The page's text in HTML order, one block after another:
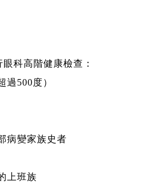
科高階健康檢查：
過500度）
病變家族史者
上班族